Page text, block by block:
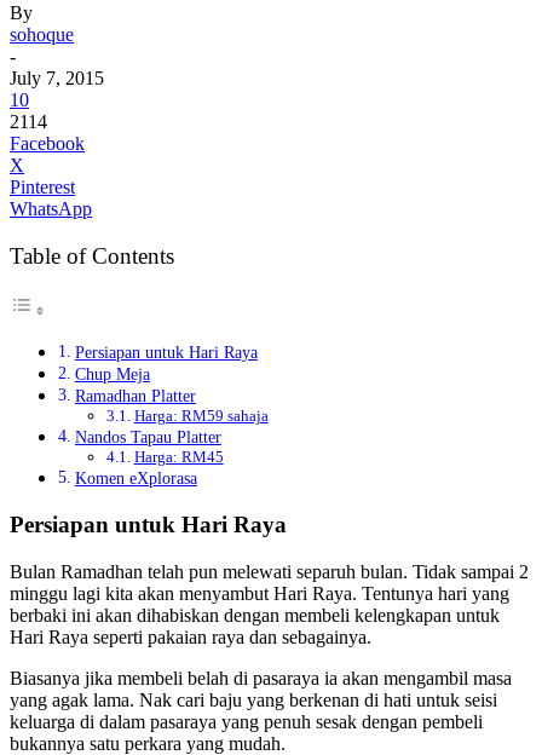
By
sohoque
-
July 7, 2015
10
2114
Facebook
X
Pinterest
WhatsApp
Table of Contents
Persiapan untuk Hari Raya
Chup Meja
Ramadhan Platter
Harga: RM59 sahaja
Nandos Tapau Platter
Harga: RM45
Komen eXplorasa
Persiapan untuk Hari Raya
Bulan Ramadhan telah pun melewati separuh bulan. Tidak sampai 2
minggu lagi kita akan menyambut Hari Raya. Tentunya hari yang
berbaki ini akan dihabiskan dengan membeli kelengkapan untuk
Hari Raya seperti pakaian raya dan sebagainya.
Biasanya jika membeli belah di pasaraya ia akan mengambil masa
yang agak lama. Nak cari baju yang berkenan di hati untuk seisi
keluarga di dalam pasaraya yang penuh sesak dengan pembeli
bukannya satu perkara yang mudah.